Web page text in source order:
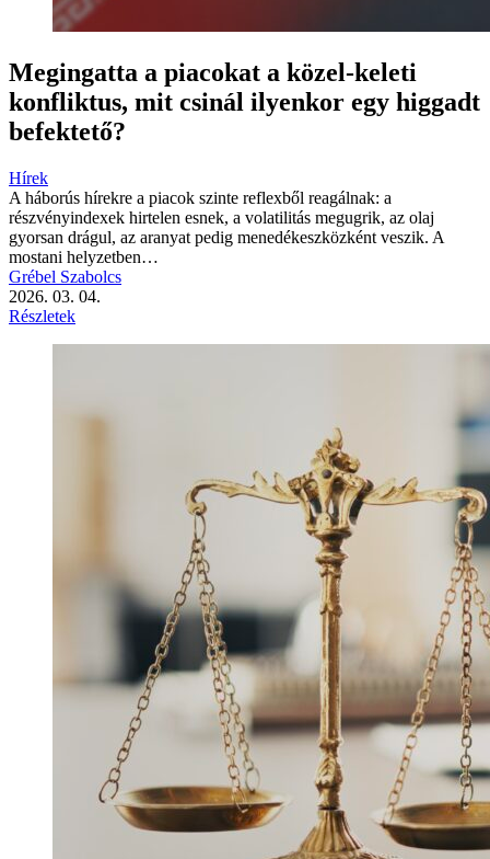
Megingatta a piacokat a közel-keleti
konfliktus, mit csinál ilyenkor egy higgadt
befektető?
Hírek
A háborús hírekre a piacok szinte reflexből reagálnak: a
részvényindexek hirtelen esnek, a volatilitás megugrik, az olaj
gyorsan drágul, az aranyat pedig menedékeszközként veszik. A
mostani helyzetben…
Grébel Szabolcs
2026. 03. 04.
Részletek